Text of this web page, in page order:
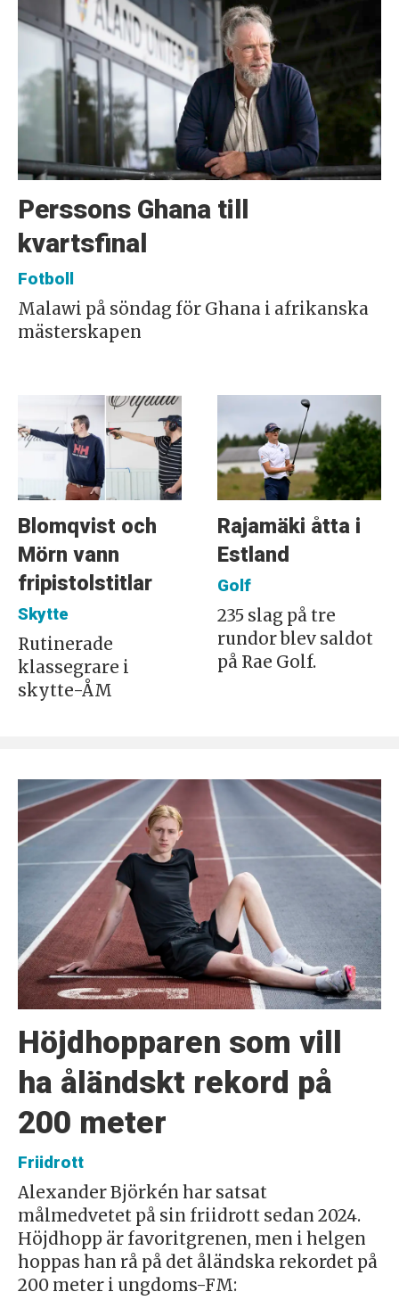
Perssons Ghana till
kvartsfinal
Fotboll
Malawi på söndag för Ghana i afrikanska
mästerskapen
Blomqvist och
Mörn vann
fripistolstitlar
Skytte
Rutinerade
klassegrare i
skytte-ÅM
Rajamäki åtta i
Estland
Golf
235 slag på tre
rundor blev saldot
på Rae Golf.
Höjdhopparen som vill
ha åländskt rekord på
200 meter
Friidrott
Alexander Björkén har satsat
målmedvetet på sin friidrott sedan 2024.
Höjdhopp är favoritgrenen, men i helgen
hoppas han rå på det åländska rekordet på
200 meter i ungdoms-FM: